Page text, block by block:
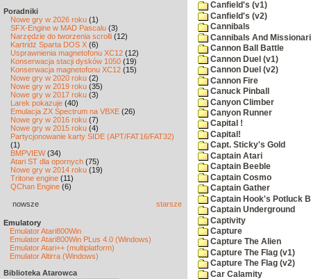
Poradniki
Nowe gry w 2026 roku (1)
SFX-Engine w MAD Pascalu (3)
Narzędzie do tworzenia scrolli (12)
Kartridż Sparta DOS X (6)
Usprawnienia magnetofonu XC12 (12)
Konserwacja stacji dysków 1050 (19)
Konserwacja magnetofonu XC12 (15)
Nowe gry w 2020 roku (2)
Nowe gry w 2019 roku (35)
Nowe gry w 2017 roku (3)
Larek pokazuje (40)
Emulacja ZX Spectrum na VBXE (26)
Nowe gry w 2016 roku (7)
Nowe gry w 2015 roku (4)
Partycjonowanie karty SIDE (APT/FAT16/FAT32)
(1)
BMPVIEW(34)
Atari ST dla opornych (75)
Nowe gry w 2014 roku (19)
Tritone engine (11)
QChan Engine (6)
nowsze starsze
Emulatory
Emulator Atari800Win
Emulator Atari800Win PLus 4.0 (Windows)
Emulator Atari++ (multiplatform)
Emulator Altirra (Windows)
Biblioteka Atarowca
Canfield's (v1)
Canfield's (v2)
Cannibals
Cannibals And
Cannon Ball Battle
Cannon Duel (v1)
Cannon Duel (v2)
Cannon Fire
Canuck Pinball
Canyon Climber
Canyon Runner
Capital !
Capital!
Capt. Sticky's Gold
Captain Atari
Captain Beeble
Captain Cosmo
Captain Gather
Captain Hook's Potluck
Captain Underground
Captivity
Capture
Capture The Alien
Capture The Flag (v1)
Capture The Flag (v2)
Car Calamity